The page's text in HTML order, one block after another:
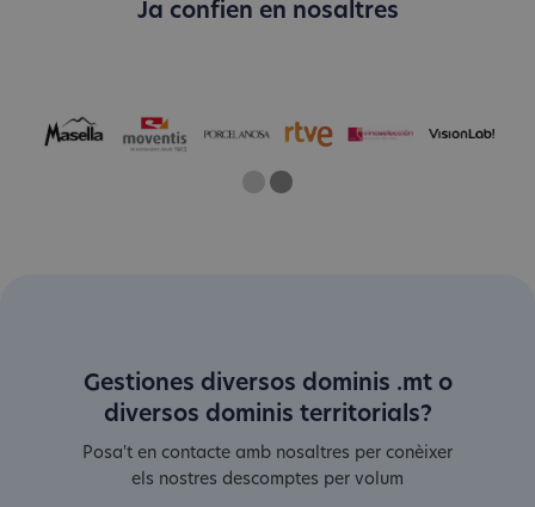
Ja confien en nosaltres
One
Current Slide
Two
Gestiones diversos dominis .mt o
diversos dominis territorials?
Posa't en contacte amb nosaltres per conèixer
els nostres descomptes per volum